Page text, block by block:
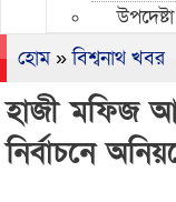
হোম»বিশ্বনাথ খবর
হাজী মফিজ
নির্বাচনে